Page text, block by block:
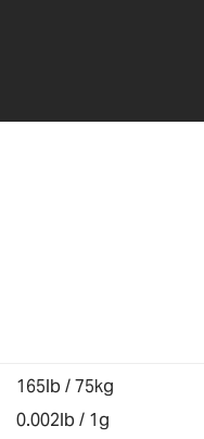
165lb / 75kg
0.002lb / 1g